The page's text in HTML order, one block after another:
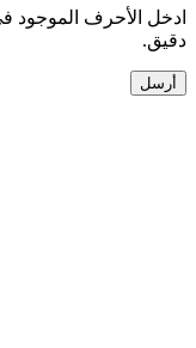
ادخل الأحرف الموجود
دقيق.